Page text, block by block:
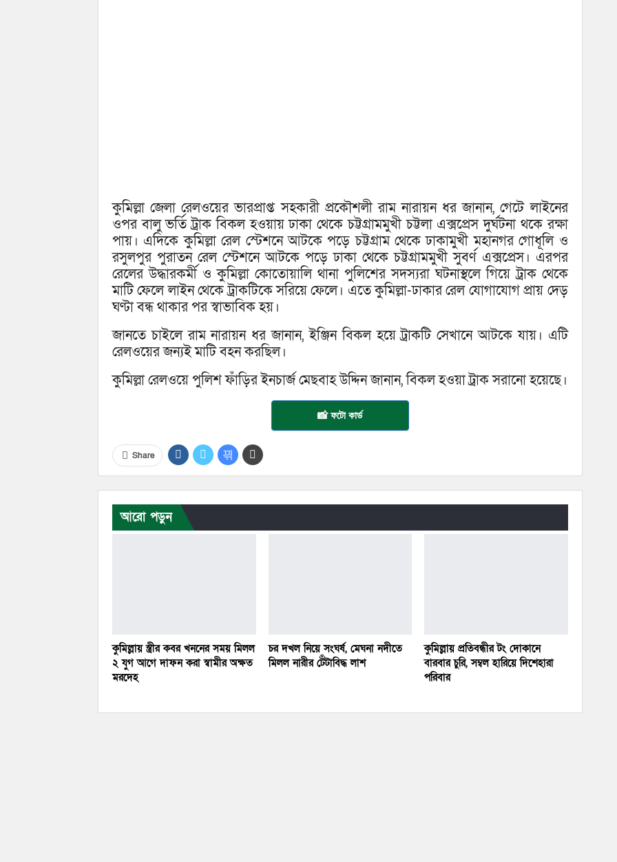
কুমিল্লা জেলা রেলওয়ের ভারপ্রাপ্ত সহকারী প্রকৌশলী রাম নারায়ন ধর জানান, গেটে লাইনের
ওপর বালু ভর্তি ট্রাক বিকল হওয়ায় ঢাকা থেকে চট্টগ্রামমুখী চট্টলা এক্সপ্রেস দুর্ঘটনা থকে রক্ষা
পায়। এদিকে কুমিল্লা রেল স্টেশনে আটকে পড়ে চট্টগ্রাম থেকে ঢাকামুখী মহানগর গোধূলি ও
রসুলপুর পুরাতন রেল স্টেশনে আটকে পড়ে ঢাকা থেকে চট্টগ্রামমুখী সুবর্ণ এক্সপ্রেস। এরপর
রেলের উদ্ধারকর্মী ও কুমিল্লা কোতোয়ালি থানা পুলিশের সদস্যরা ঘটনাস্থলে গিয়ে ট্রাক থেকে
মাটি ফেলে লাইন থেকে ট্রাকটিকে সরিয়ে ফেলে। এতে কুমিল্লা-ঢাকার রেল যোগাযোগ প্রায় দেড়
ঘণ্টা বন্ধ থাকার পর স্বাভাবিক হয়।
জানতে চাইলে রাম নারায়ন ধর জানান, ইঞ্জিন বিকল হয়ে ট্রাকটি সেখানে আটকে যায়। এটি
রেলওয়ের জন্যই মাটি বহন করছিল।
কুমিল্লা রেলওয়ে পুলিশ ফাঁড়ির ইনচার্জ মেছবাহ উদ্দিন জানান, বিকল হওয়া ট্রাক সরানো হয়েছে।
📸 ফটো কার্ড
Share
আরো পড়ুন
কুমিল্লায় স্ত্রীর কবর খননের সময় মিলল
২ যুগ আগে দাফন করা স্বামীর অক্ষত
মরদেহ
চর দখল নিয়ে সংঘর্ষ, মেঘনা নদীতে
মিলল নারীর টেঁটাবিদ্ধ লাশ
কুমিল্লায় প্রতিবন্ধীর টং দোকানে
বারবার চুরি, সম্বল হারিয়ে দিশেহারা
পরিবার